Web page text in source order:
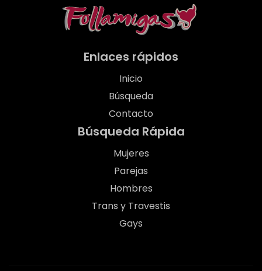
Enlaces rápidos
Inicio
Búsqueda
Contacto
Búsqueda Rápida
Mujeres
Parejas
Hombres
Trans y Travestis
Gays